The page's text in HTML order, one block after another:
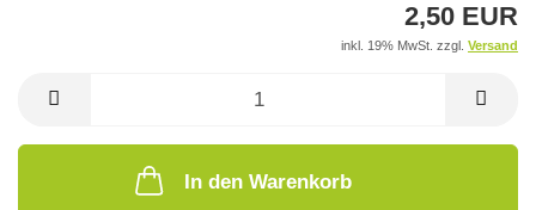
2,50 EUR
inkl. 19% MwSt. zzgl. Versand
In den Warenkorb